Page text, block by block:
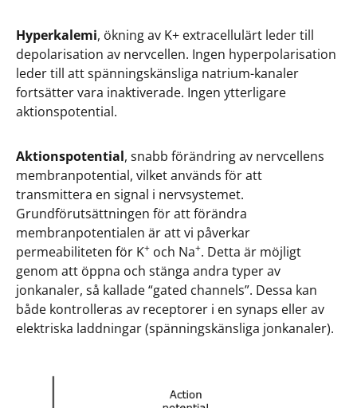
Hyperkalemi, ökning av K+ extracellulärt leder till
depolarisation av nervcellen. Ingen hyperpolarisation
leder till att spänningskänsliga natrium-kanaler
fortsätter vara inaktiverade. Ingen ytterligare
aktionspotential.
Aktionspotential, snabb förändring av nervcellens
membranpotential, vilket används för att
transmittera en signal i nervsystemet.
Grundförutsättningen för att förändra
membranpotentialen är att vi påverkar
permeabiliteten för K+ och Na+. Detta är möjligt
genom att öppna och stänga andra typer av
jonkanaler, så kallade “gated channels”. Dessa kan
både kontrolleras av receptorer i en synaps eller av
elektriska laddningar (spänningskänsliga jonkanaler).